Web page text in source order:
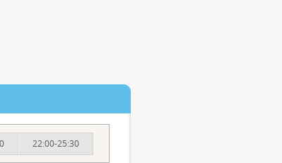
22:00-25:30